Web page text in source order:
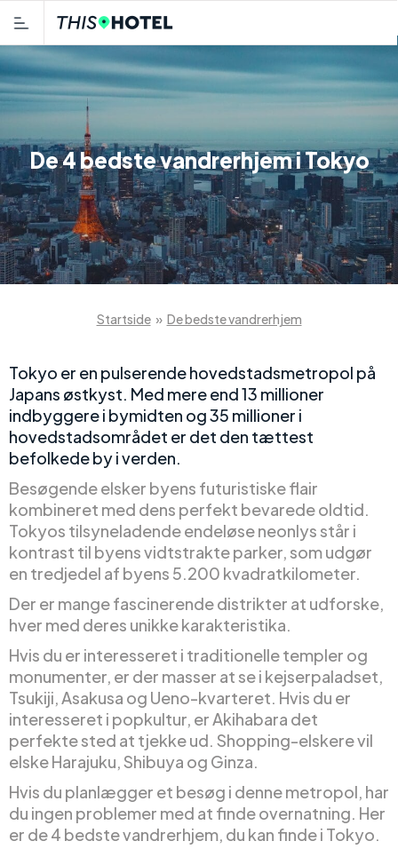
De 4 bedste vandrerhjem i Tokyo
Startside » De bedste vandrerhjem
Tokyo er en pulserende hovedstadsmetropol på
Japans østkyst. Med mere end 13 millioner
indbyggere i bymidten og 35 millioner i
hovedstadsområdet er det den tættest
befolkede by i verden.
Besøgende elsker byens futuristiske flair
kombineret med dens perfekt bevarede oldtid.
Tokyos tilsyneladende endeløse neonlys står i
kontrast til byens vidtstrakte parker, som udgør
en tredjedel af byens 5.200 kvadratkilometer.
Der er mange fascinerende distrikter at udforske,
hver med deres unikke karakteristika.
Hvis du er interesseret i traditionelle templer og
monumenter, er der masser at se i kejserpaladset,
Tsukiji, Asakusa og Ueno-kvarteret. Hvis du er
interesseret i popkultur, er Akihabara det
perfekte sted at tjekke ud. Shopping-elskere vil
elske Harajuku, Shibuya og Ginza.
Hvis du planlægger et besøg i denne metropol, har
du ingen problemer med at finde overnatning. Her
er de 4 bedste vandrerhjem, du kan finde i Tokyo.